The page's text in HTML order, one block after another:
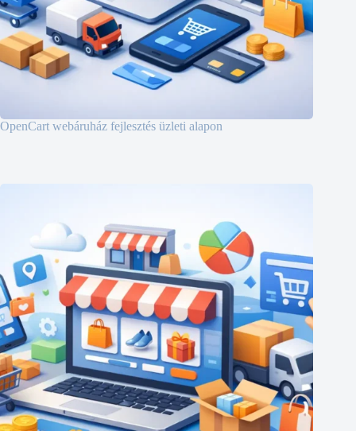
OpenCart webáruház fejlesztés üzleti alapon